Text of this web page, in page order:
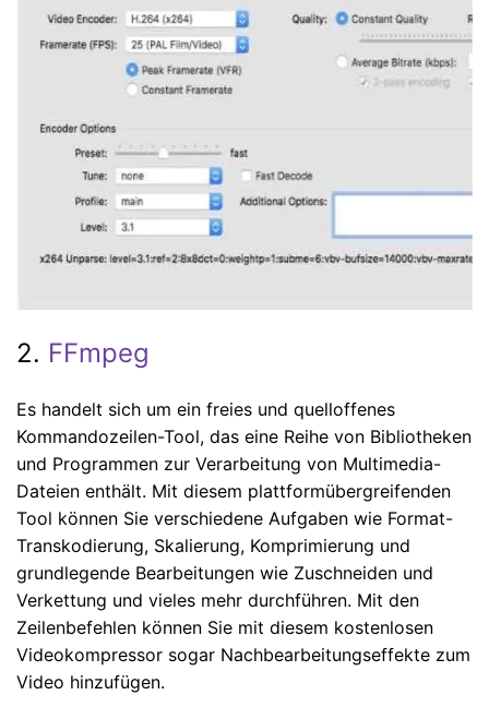
2. FFmpeg
Es handelt sich um ein freies und quelloffenes
Kommandozeilen-Tool, das eine Reihe von Bibliotheken
und Programmen zur Verarbeitung von Multimedia-
Dateien enthält. Mit diesem plattformübergreifenden
Tool können Sie verschiedene Aufgaben wie Format-
Transkodierung, Skalierung, Komprimierung und
grundlegende Bearbeitungen wie Zuschneiden und
Verkettung und vieles mehr durchführen. Mit den
Zeilenbefehlen können Sie mit diesem kostenlosen
Videokompressor sogar Nachbearbeitungseffekte zum
Video hinzufügen.